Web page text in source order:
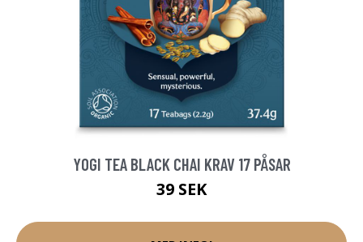
YOGI TEA BLACK CHAI KRAV 17 PÅSAR
39 SEK